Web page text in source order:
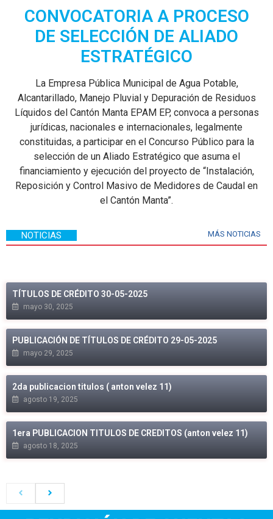
CONVOCATORIA A PROCESO
DE SELECCIÓN DE ALIADO
ESTRATÉGICO
La Empresa Pública Municipal de Agua Potable,
Alcantarillado, Manejo Pluvial y Depuración de Residuos
Líquidos del Cantón Manta EPAM EP, convoca a personas
jurídicas, nacionales e internacionales, legalmente
constituidas, a participar en el Concurso Público para la
selección de un Aliado Estratégico que asuma el
financiamiento y ejecución del proyecto de “Instalación,
Reposición y Control Masivo de Medidores de Caudal en
el Cantón Manta”.
NOTICIAS MÁS NOTICIAS
TÍTULOS DE CRÉDITO 30-05-2025
mayo 30, 2025
PUBLICACIÓN DE TÍTULOS DE CRÉDITO 29-05-2025
mayo 29, 2025
2da publicacion titulos ( anton velez 11)
agosto 19, 2025
1era PUBLICACION TITULOS DE CREDITOS (anton velez 11)
agosto 18, 2025